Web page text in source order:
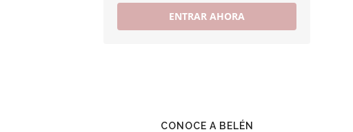
ENTRAR AHORA
CONOCE A BELÉN